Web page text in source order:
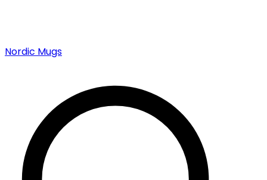
Nordic Mugs